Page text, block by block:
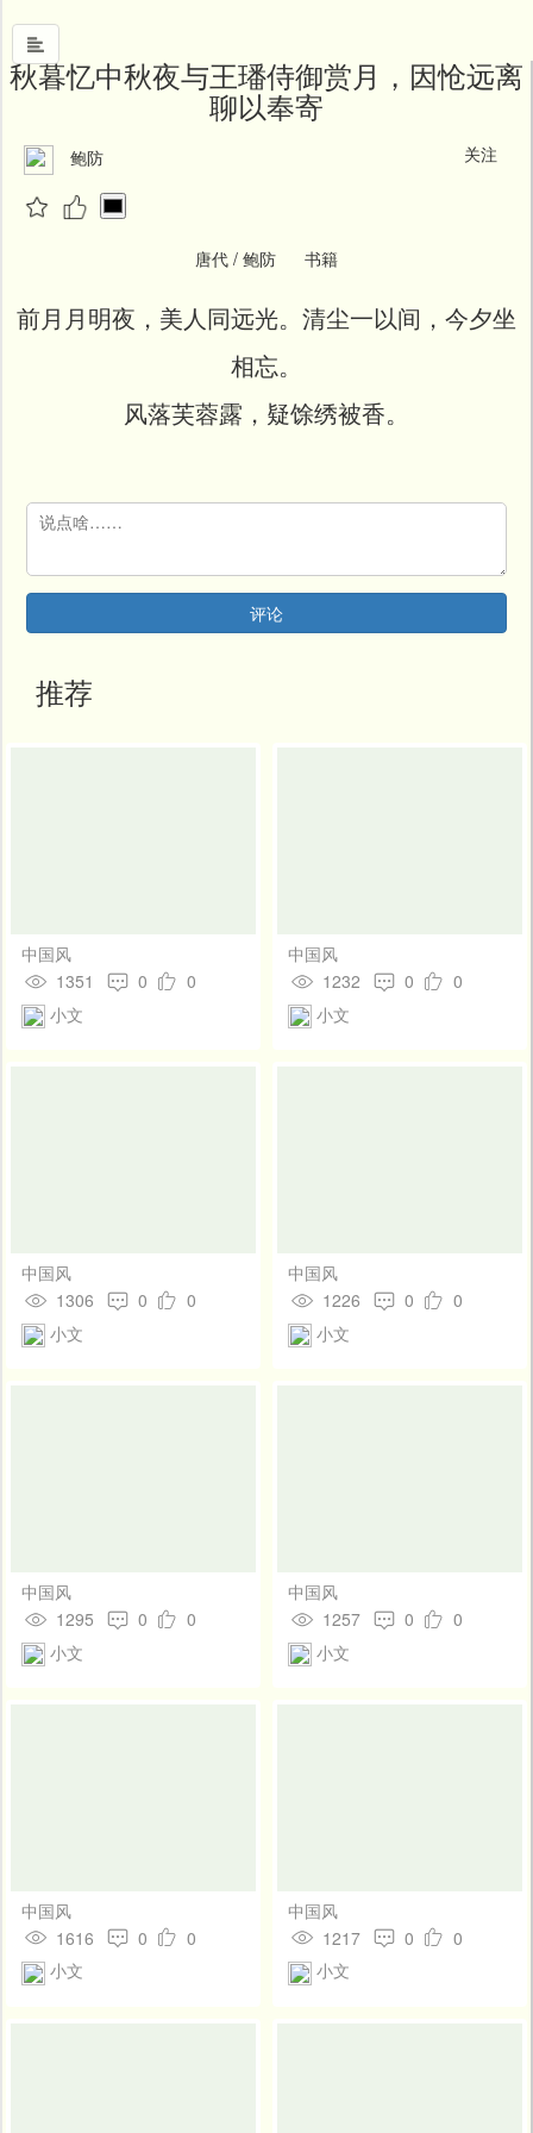
页
中
墨
社
秋暮忆中秋夜与王璠侍御赏月，因怆远离
聊以奉寄
关注
鲍防
唐代 / 鲍防 书籍
前月月明夜，美人同远光。清尘一以间，今夕坐
相忘。
风落芙蓉露，疑馀绣被香。
评论
推荐
中国风
1351
0
0
小文
中国风
1232
0
0
小文
中国风
1306
0
0
小文
中国风
1226
0
0
小文
中国风
1295
0
0
小文
中国风
1257
0
0
小文
中国风
1616
0
0
小文
中国风
1217
0
0
小文